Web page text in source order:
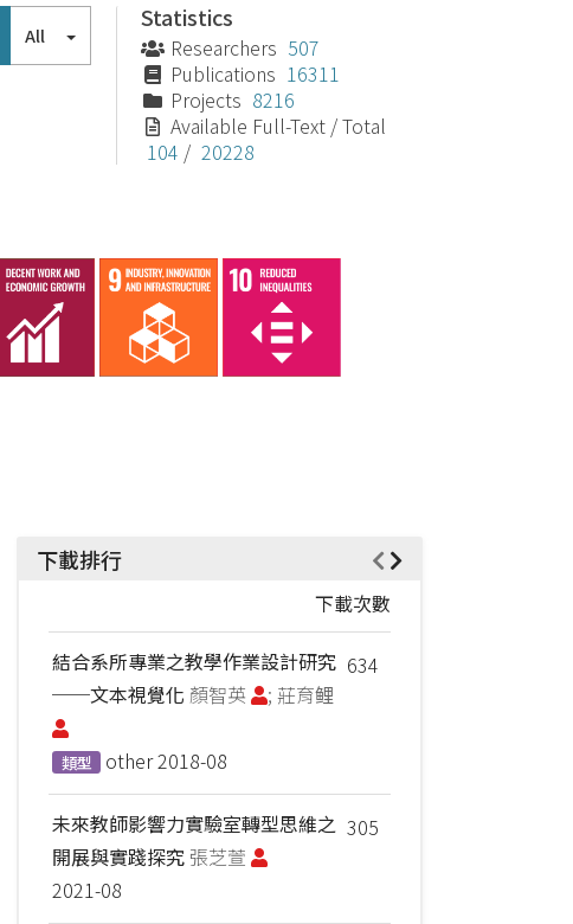
All
Statistics
Researchers 507
Publications 16311
Projects 8216
Available Full-Text / Total
104 / 20228
下載排行
下載次數
634
結合系所專業之教學作業設計研究
──文本視覺化 顏智英 ; 莊育鲤
類型 other2018-08
305
未來教師影響力實驗室轉型思維之
開展與實踐探究 張芝萱
2021-08